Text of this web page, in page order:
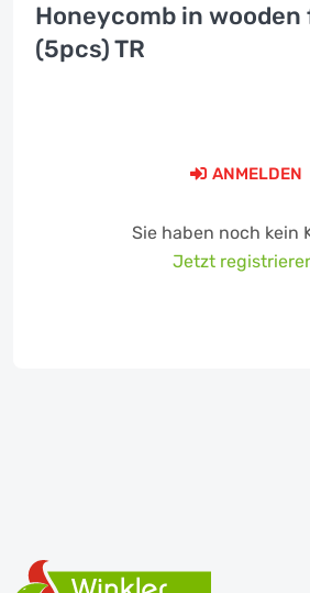
Honeycomb in wooden
(5pcs) TR
ANMELDEN
Sie haben noch kein
Jetzt